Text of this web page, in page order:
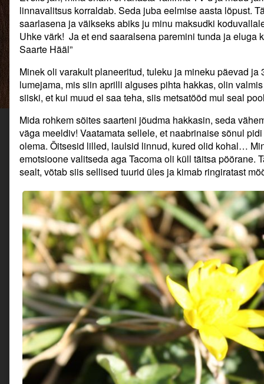
Püsielaniku
esimene
külastus.
Hooaeg
linnavalitsus korraldab. Seda juba eelmise aasta lõpust.
saarlasena ja väikseks abiks ju minu maksudki
Uhke värk! Ja et end saaralsena paremini tunda ja eluga
Saarte Hääl”
Minek oli varakult planeeritud, tuleku ja mineku päevad ja
lumejama, mis siin aprilli alguses pihta hakkas, olin
siiski, et kui muud ei saa teha, siis metsatööd mul seal
Mida rohkem sõites saarteni jõudma hakkasin, seda
väga meeldiv! Vaatamata sellele, et naabrinaise sõnul
olema. Õitsesid lilled, laulsid linnud, kured olid kohal…
emotsioone valitseda aga Tacoma oli küll täitsa pöörane.
sealt, võtab siis sellised tuurid üles ja kimab ringiratast